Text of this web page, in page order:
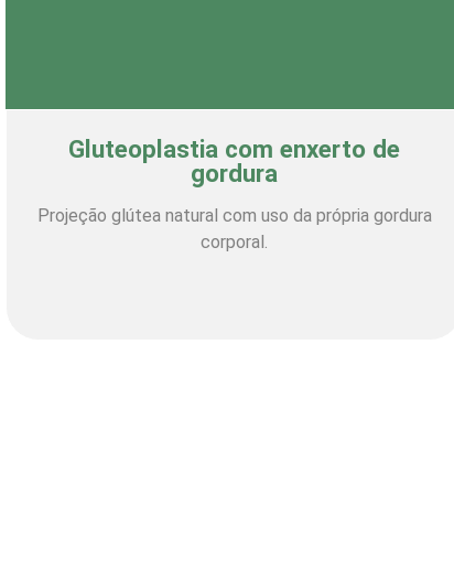
Gluteoplastia com enxerto de
gordura
Projeção glútea natural com uso da própria gordura
corporal.